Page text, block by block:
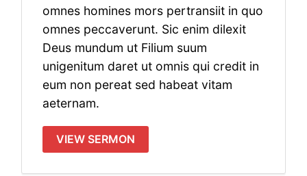
omnes homines mors pertransiit in quo
omnes peccaverunt. Sic enim dilexit
Deus mundum ut Filium suum
unigenitum daret ut omnis qui credit in
eum non pereat sed habeat vitam
aeternam.
VIEW SERMON